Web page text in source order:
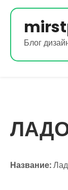
Перейти
содержимому
Блог
Название: